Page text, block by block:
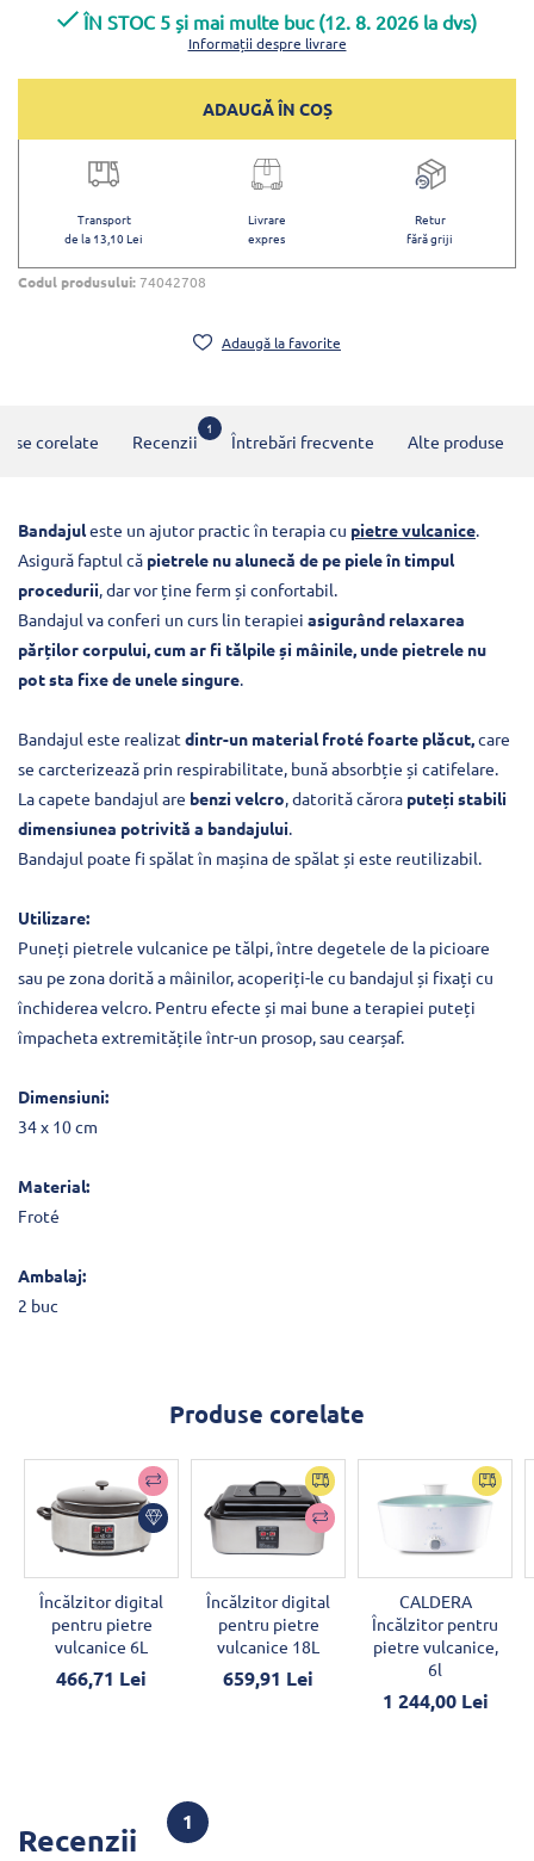
ÎN STOC 5 și mai multe buc (12. 8. 2026 la dvs)
Informații despre livrare
ADAUGĂ ÎN COȘ
Transport
de la 13,10 Lei
Livrare
expres
Retur
fără griji
Codul produsului:74042708
Adaugă la favorite
corelate Recenzii
1
Întrebări frecvente Alte produse
Bandajuleste un ajutor practic în terapia cu pietre vulcanice
Asigură faptul că pietrele nu alunecă de pe piele în timpul
procedurii , dar vor ține ferm și confortabil.
Bandajul va conferi un curs lin terapiei asigurând relaxarea
părților corpului, cum ar fi tălpile și mâinile, unde pietrele nu
pot sta fixe de unele singure
Bandajul este realizat dintr-un material froté foarte plăcut, care
se carcterizează prin respirabilitate, bună absorbție și catifelare.
La capete bandajul are benzi velcro , datorită cărora puteți stabili
dimensiunea potrivită a bandajului
Bandajul poate fi spălat în mașina de spălat și este reutilizabil.
Utilizare:
Puneți pietrele vulcanice pe tălpi, între degetele de la picioare
sau pe zona dorită a mâinilor, acoperiți-le cu bandajul și fixați cu
închiderea velcro. Pentru efecte și mai bune a terapiei puteți
împacheta extremitățile într-un prosop, sau cearșaf.
Dimensiuni:
34 x 10 cm
Material:
Froté
Ambalaj:
2 buc
Produse corelate
Încălzitor digital
pentru pietre
vulcanice 6L
466,71 Lei
Încălzitor digital
pentru pietre
vulcanice 18L
659,91 Lei
CALDERA
Încălzitor pentru
pietre vulcanice,
6l
1 244,00 Lei
Recenzii 1